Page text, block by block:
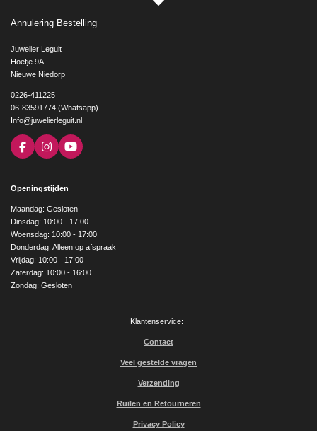
Annulering Bestelling
Juwelier Leguit
Hoefje 9A
Nieuwe Niedorp
0226-411225
06-83591774 (Whatsapp)
Info@juwelierleguit.nl
F
a
b
o
k
I
n
a
g
r
a
m
Y
o
e
Openingstijden
Maandag: Gesloten
Dinsdag: 10:00 - 17:00
Woensdag: 10:00 - 17:00
Donderdag: Alleen op afspraak
Vrijdag: 10:00 - 17:00
Zaterdag: 10:00 - 16:00
Zondag: Gesloten
Klantenservice:
Contact
Veel gestelde vragen
Verzending
Ruilen en Retourneren
Privacy Policy